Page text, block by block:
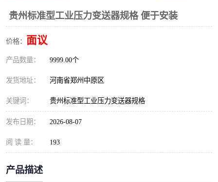
贵州标准型工业压力变送器规格 便于安装
价格： 面议
产品数量： 9999.00个
发货地址： 河南省郑州中原区
关键词： 贵州标准型工业压力变送器规格
发布日期： 2026-08-07
阅 读 量： 193
产品描述